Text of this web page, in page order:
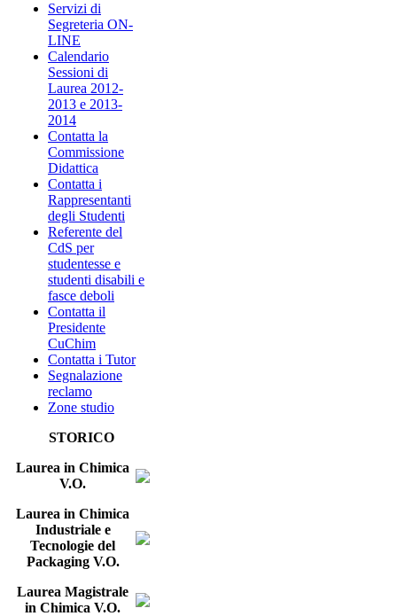
Servizi di
Segreteria ON-
LINE
Calendario
Sessioni di
Laurea 2012-
2013 e 2013-
2014
Contatta la
Commissione
Didattica
Contatta i
Rappresentanti
degli Studenti
Referente del
CdS per
studentesse e
studenti disabili e
fasce deboli
Contatta il
Presidente
CuChim
Contatta i Tutor
Segnalazione
reclamo
Zone studio
STORICO
Laurea in Chimica
V.O.
Laurea in Chimica
Industriale e
Tecnologie del
Packaging V.O.
Laurea Magistrale
in Chimica V.O.